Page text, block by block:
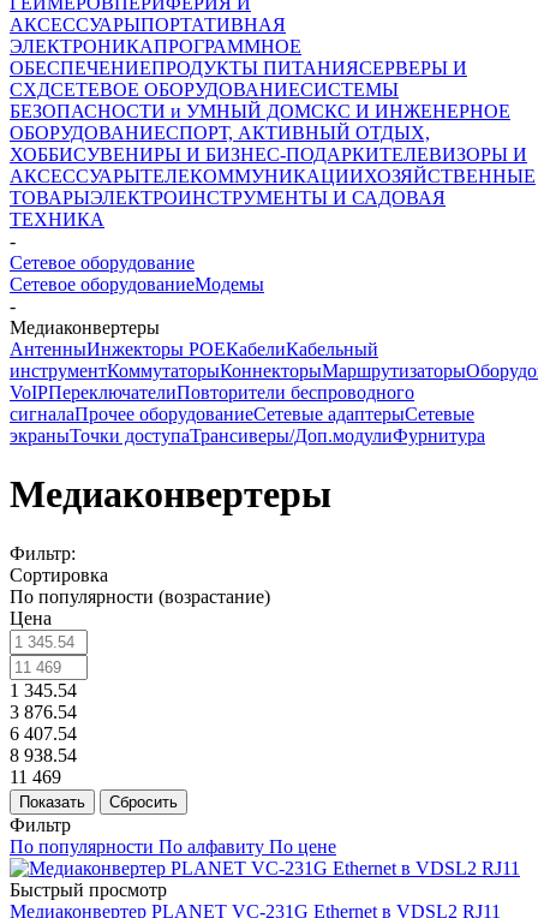
АКСЕССУАРЫПОРТАТИВНАЯ
ЭЛЕКТРОНИКАПРОГРАММНОЕ
ОБЕСПЕЧЕНИЕПРОДУКТЫ ПИТАНИЯСЕРВЕРЫ И
СХДСЕТЕВОЕ ОБОРУДОВАНИЕСИСТЕМЫ
БЕЗОПАСНОСТИ и УМНЫЙ ДОМСКС И ИНЖЕНЕРНОЕ
ОБОРУДОВАНИЕСПОРТ, АКТИВНЫЙ ОТДЫХ,
ХОББИСУВЕНИРЫ И БИЗНЕС-ПОДАРКИТЕЛЕВИЗОРЫ И
АКСЕССУАРЫТЕЛЕКОММУНИКАЦИИХОЗЯЙСТВЕННЫЕ
ТОВАРЫЭЛЕКТРОИНСТРУМЕНТЫ И САДОВАЯ
ТЕХНИКА
-
Cетевое оборудование
Cетевое оборудованиеМодемы
-
Медиаконвертеры
АнтенныИнжекторы POEКабелиКабельный
инструментКоммутаторыКоннекторыМаршрутизаторы
VoIPПереключателиПовторители беспроводного
сигналаПрочее оборудованиеСетевые адаптерыСетевые
экраныТочки доступаТрансиверы/Доп.модулиФурнитура
Медиаконвертеры
Фильтр:
Сортировка
По популярности (возрастание)
Цена
1 345.54
3 876.54
6 407.54
8 938.54
11 469
Показать Сбросить
Фильтр
По популярности По алфавиту По цене
Быстрый просмотр
Медиаконвертер PLANET VC-231G Ethernet в VDSL2 RJ11